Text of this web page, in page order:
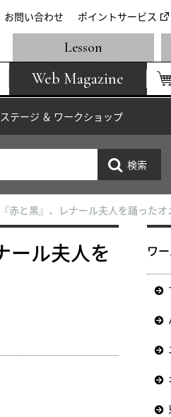
お問い合わせ ポイントサービス
Web Magazine
Lesson
ステージ ＆ ワークショップ
赤と黒』、レナール夫人を踊ったオ
ール夫人を
ワ